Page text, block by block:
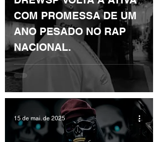
COM PROMESSA DE UM
ANO PESADO NO RAP
NACIONAL.
15 de mai. de 2025